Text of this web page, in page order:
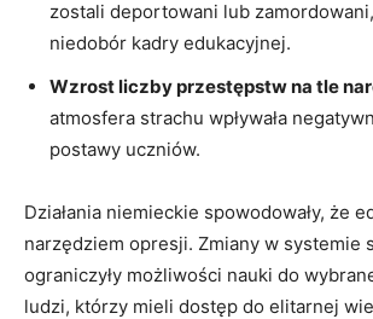
zostali deportowani lub zamordowani,
niedobór kadry⁢ edukacyjnej.
Wzrost liczby przestępstw na tle
atmosfera strachu wpływała
postawy uczniów.
Działania‍ niemieckie spowodowały,⁢ że
narzędziem opresji. Zmiany w ⁣systemie
ograniczyły możliwości nauki do
ludzi, którzy mieli dostęp‌ do elitarnej